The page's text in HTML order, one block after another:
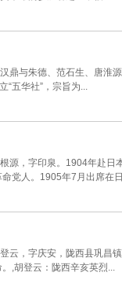
鼎与朱德、范石生、唐淮
“五华社”，宗旨为...
源，字印泉。1904年赴日
党人。1905年7月出席在
云，字庆安，陇西县巩昌
,胡登云：陇西辛亥英烈...